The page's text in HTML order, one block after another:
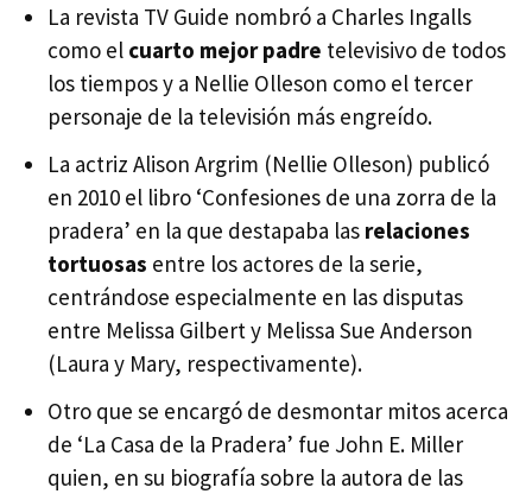
La revista TV Guide nombró a Charles Ingalls
como el cuarto mejor padre televisivo de todos
los tiempos y a Nellie Olleson como el tercer
personaje de la televisión más engreído.
La actriz Alison Argrim (Nellie Olleson) publicó
en 2010 el libro ‘Confesiones de una zorra de la
pradera’ en la que destapaba las relaciones
tortuosas entre los actores de la serie,
centrándose especialmente en las disputas
entre Melissa Gilbert y Melissa Sue Anderson
(Laura y Mary, respectivamente).
Otro que se encargó de desmontar mitos acerca
de ‘La Casa de la Pradera’ fue John E. Miller
quien, en su biografía sobre la autora de las